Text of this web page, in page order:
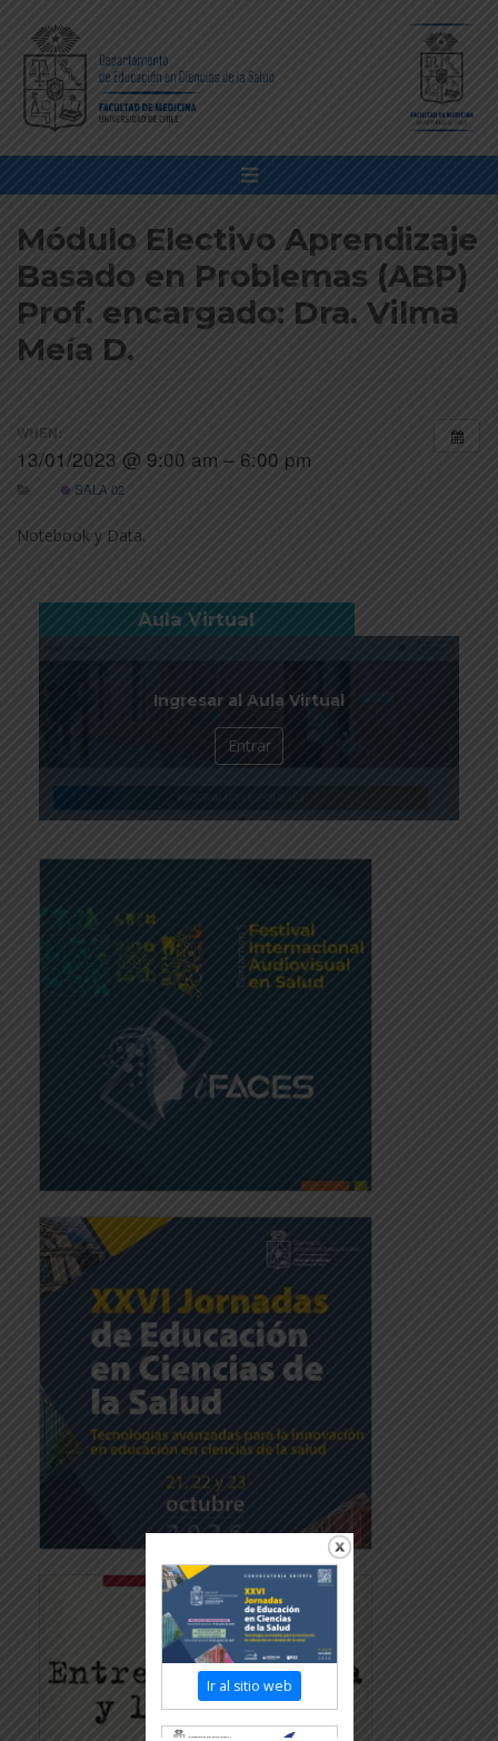
Módulo Electivo Aprendizaje
Basado en Problemas (ABP)
Prof. encargado: Dra. Vilma
Meía D.
WHEN:
13/01/2023 @ 9:00 am – 6:00 pm
SALA 02
Notebook y Data.
Aula Virtual
Ingresar al Aula Virtual
Entrar
Ir al sitio web